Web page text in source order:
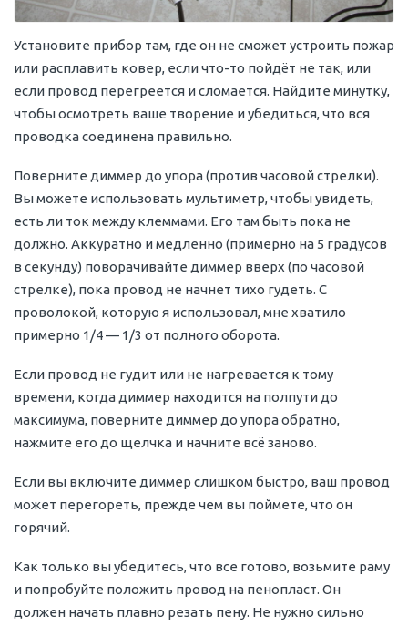
Установите прибор там, где он не сможет устроить пожар
или расплавить ковер, если что-то пойдёт не так, или
если провод перегреется и сломается. Найдите минутку,
чтобы осмотреть ваше творение и убедиться, что вся
проводка соединена правильно.
Поверните диммер до упора (против часовой стрелки).
Вы можете использовать мультиметр, чтобы увидеть,
есть ли ток между клеммами. Его там быть пока не
должно. Аккуратно и медленно (примерно на 5 градусов
в секунду) поворачивайте диммер вверх (по часовой
стрелке), пока провод не начнет тихо гудеть. С
проволокой, которую я использовал, мне хватило
примерно 1/4 — 1/3 от полного оборота.
Если провод не гудит или не нагревается к тому
времени, когда диммер находится на полпути до
максимума, поверните диммер до упора обратно,
нажмите его до щелчка и начните всё заново.
Если вы включите диммер слишком быстро, ваш провод
может перегореть, прежде чем вы поймете, что он
горячий.
Как только вы убедитесь, что все готово, возьмите раму
и попробуйте положить провод на пенопласт. Он
должен начать плавно резать пену. Не нужно сильно